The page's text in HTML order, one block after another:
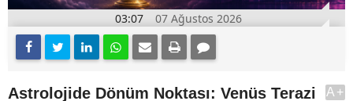
03:07 07 Ağustos 2026
Astrolojide Dönüm Noktası: Venüs Terazi
A+